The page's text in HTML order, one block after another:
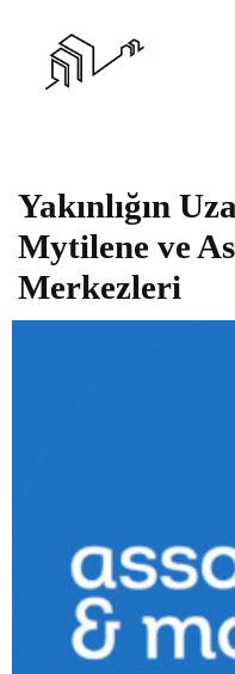
Yakınlığın
Mytilene ve
Merkezleri